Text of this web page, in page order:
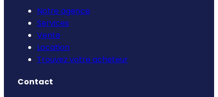
Notre agence
Services
Vente
Location
Trouvez votre acheteur
Contact